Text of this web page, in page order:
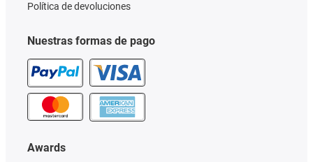
Nuestras formas de pago
Awards
Política de devoluciones